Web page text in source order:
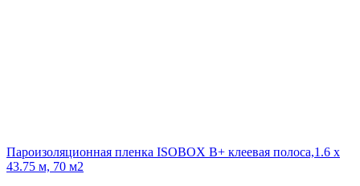
Пароизоляционная пленка ISOBOX В+ клеевая полоса,1.6 x
43.75 м, 70 м2